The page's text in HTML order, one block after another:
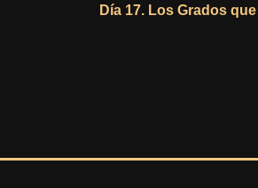
Día 17. Los Grados